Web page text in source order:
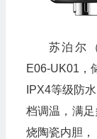
苏泊尔
E06-UK01，
IPX4等级防
档调温，满
烧陶瓷内胆，